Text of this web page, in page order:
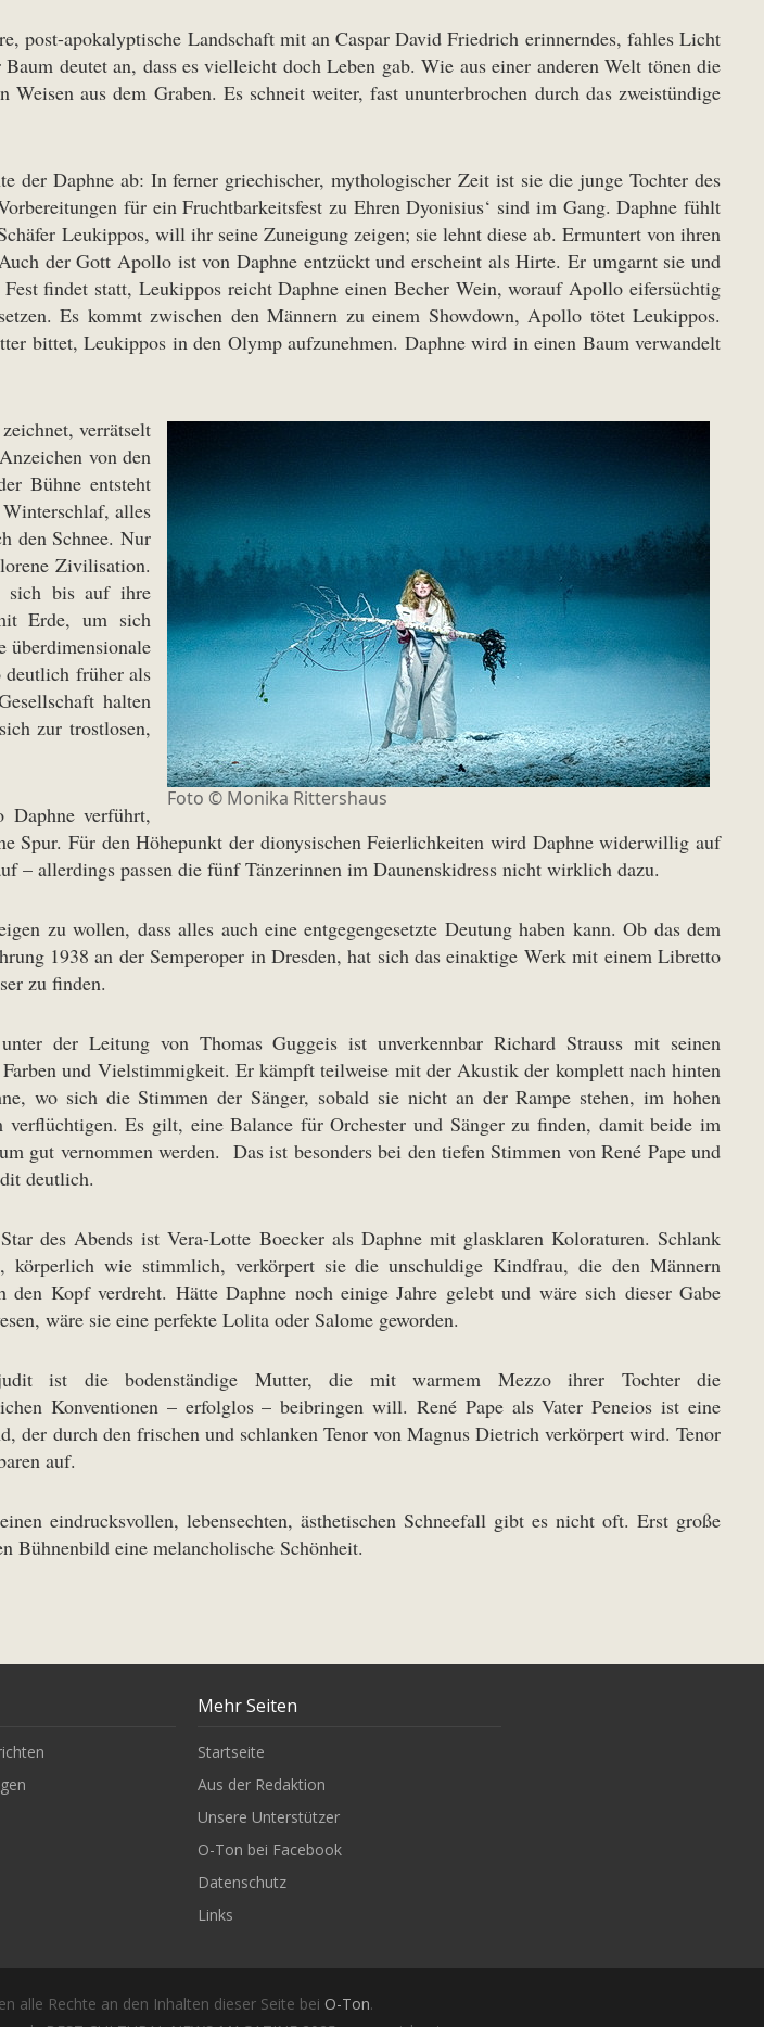
post-apokalyptische Landschaft mit an Caspar David Friedrich erinnerndes, fahles Licht
deutet an, dass es vielleicht doch Leben gab. Wie aus einer anderen Welt tönen die
Weisen aus dem Graben. Es schneit weiter, fast ununterbrochen durch das zweistündige
der Daphne ab: In ferner griechischer, mythologischer Zeit ist sie die junge Tochter des
für ein Fruchtbarkeitsfest zu Ehren Dyonisius‘ sind im Gang. Daphne fühlt
Leukippos, will ihr seine Zuneigung zeigen; sie lehnt diese ab. Ermuntert von ihren
der Gott Apollo ist von Daphne entzückt und erscheint als Hirte. Er umgarnt sie und
findet statt, Leukippos reicht Daphne einen Becher Wein, worauf Apollo eifersüchtig
Es kommt zwischen den Männern zu einem Showdown, Apollo tötet Leukippos.
bittet, Leukippos in den Olymp aufzunehmen. Daphne wird in einen Baum verwandelt
Foto © Monika Rittershaus
verrätselt
von den
Bühne entsteht
alles
den Schnee. Nur
Zivilisation.
sich bis auf ihre
Erde, um sich
überdimensionale
deutlich früher als
halten
zur trostlosen,
Daphne verführt,
Spur. Für den Höhepunkt der dionysischen Feierlichkeiten wird Daphne widerwillig auf
– allerdings passen die fünf Tänzerinnen im Daunenskidress nicht wirklich dazu.
zu wollen, dass alles auch eine entgegengesetzte Deutung haben kann. Ob das dem
1938 an der Semperoper in Dresden, hat sich das einaktige Werk mit einem Libretto
zu finden.
der Leitung von Thomas Guggeis ist unverkennbar Richard Strauss mit seinen
Farben und Vielstimmigkeit. Er kämpft teilweise mit der Akustik der komplett nach hinten
wo sich die Stimmen der Sänger, sobald sie nicht an der Rampe stehen, im hohen
verflüchtigen. Es gilt, eine Balance für Orchester und Sänger zu finden, damit beide im
gut vernommen werden. Das ist besonders bei den tiefen Stimmen von René Pape und
deutlich.
des Abends ist Vera-Lotte Boecker als Daphne mit glasklaren Koloraturen. Schlank
körperlich wie stimmlich, verkörpert sie die unschuldige Kindfrau, die den Männern
den Kopf verdreht. Hätte Daphne noch einige Jahre gelebt und wäre sich dieser Gabe
wäre sie eine perfekte Lolita oder Salome geworden.
ist die bodenständige Mutter, die mit warmem Mezzo ihrer Tochter die
Konventionen – erfolglos – beibringen will. René Pape als Vater Peneios ist eine
durch den frischen und schlanken Tenor von Magnus Dietrich verkörpert wird. Tenor
auf.
eindrucksvollen, lebensechten, ästhetischen Schneefall gibt es nicht oft. Erst große
Bühnenbild eine melancholische Schönheit.
alle Rechte an den Inhalten dieser Seite bei O-Ton.
Mehr Seiten
Startseite
Aus der Redaktion
Unsere Unterstützer
O-Ton bei Facebook
Datenschutz
Links